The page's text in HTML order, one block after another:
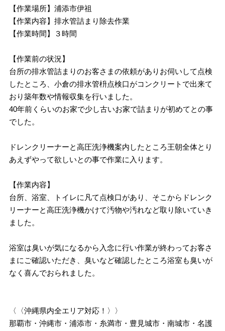
【作業場所】浦添市伊祖
【作業内容】排水管詰まり除去作業
【作業時間】３時間
【作業前の状況】
台所の排水管詰まりのお客さまの依頼がありお伺いして点検
したところ、小倉の排水管枡点検口がコンクリートで出来て
おり築年数や情報収集を行いました。
40年前くらいのお家で少し古いお家で詰まりが初めてとの事
でした。
ドレンクリーナーと高圧洗浄機案内したところ王朝全体とり
あえずやって欲しいとの事で作業に入ります。
【作業内容】
台所、浴室、トイレに凡て点検口があり、そこからドレンク
リーナーと高圧洗浄機かけて汚物や汚れなど取り除いていき
ました。
浴室は臭いが気になるから入念に行い作業が終わってお客さ
まにご確認いただき、臭いなど確認したところ浴室も臭いが
なく喜んでおられました。
〈〈沖縄県内全エリア対応！〉〉
那覇市・沖縄市・浦添市・糸満市・豊見城市・南城市・名護